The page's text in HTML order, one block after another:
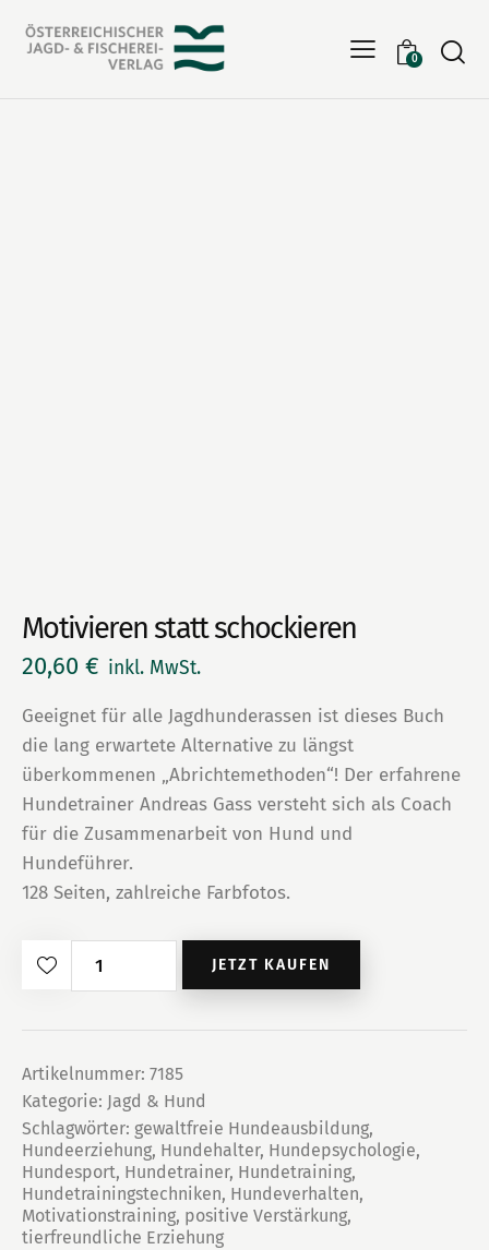
0
Motivieren statt schockieren
20,60 € inkl. MwSt.
Geeignet für alle Jagdhunderassen ist dieses Buch
die lang erwartete Alternative zu längst
überkommenen „Abrichtemethoden“! Der erfahrene
Hundetrainer Andreas Gass versteht sich als Coach
für die Zusammenarbeit von Hund und
Hundeführer.
128 Seiten, zahlreiche Farbfotos.
Motivieren
statt
JETZT KAUFEN
Artikelnummer: 7185
Kategorie: Jagd & Hund
Schlagwörter: gewaltfreie Hundeausbildung,
Hundeerziehung, Hundehalter, Hundepsychologie,
Hundesport, Hundetrainer, Hundetraining,
Hundetrainingstechniken, Hundeverhalten,
Motivationstraining, positive Verstärkung,
tierfreundliche Erziehung